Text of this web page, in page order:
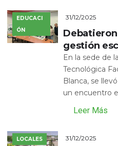
EDUCACI
ÓN
31/12/2025
gestión
En la sede de
Tecnológica
Blanca, se
un encuentro
Leer Más
LOCALES 31/12/2025